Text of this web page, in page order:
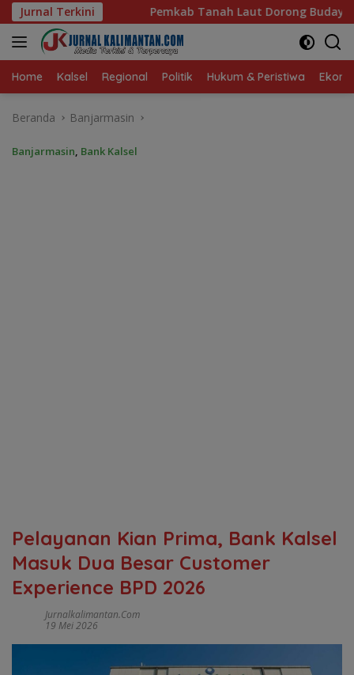
Langsung
ke
konten
Jurnal Terkini
Tanah Laut Dorong Budaya Hidup Sehat dan Kekompakan
Home Kalsel Regional Politik Hukum & Peristiwa
Beranda Banjarmasin
Banjarmasin, Bank Kalsel
Pelayanan Kian Prima, Bank Kalsel
Masuk Dua Besar Customer
Experience BPD 2026
Jurnalkalimantan.com
19 Mei 2026